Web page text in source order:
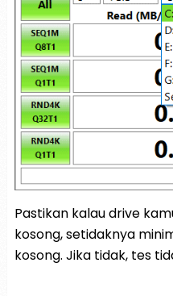
Pastikan kalau drive
kosong, setidaknya
kosong. Jika tidak, tes